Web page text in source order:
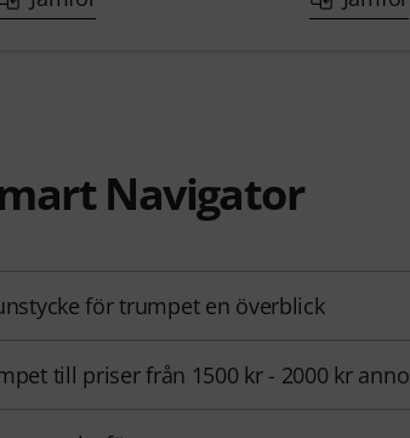
Navigator
för trumpet en överblick
till priser från 1500 kr - 2000 kr